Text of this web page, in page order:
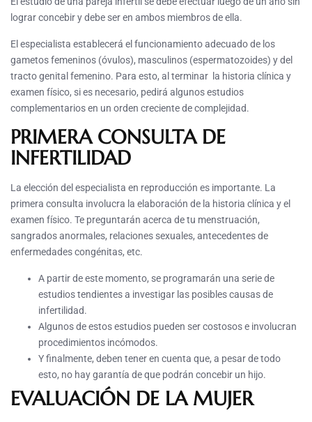
lograr concebir y debe ser en ambos miembros de ella.
El especialista establecerá el funcionamiento adecuado de los
gametos femeninos (óvulos), masculinos (espermatozoides) y del
tracto genital femenino. Para esto, al terminar la historia clínica y
examen físico, si es necesario, pedirá algunos estudios
complementarios en un orden creciente de complejidad.
PRIMERA CONSULTA DE
INFERTILIDAD
La elección del especialista en reproducción es importante. La
primera consulta involucra la elaboración de la historia clínica y el
examen físico. Te preguntarán acerca de tu menstruación,
sangrados anormales, relaciones sexuales, antecedentes de
enfermedades congénitas, etc.
A partir de este momento, se programarán una serie de
estudios tendientes a investigar las posibles causas de
infertilidad.
Algunos de estos estudios pueden ser costosos e involucran
procedimientos incómodos.
Y finalmente, deben tener en cuenta que, a pesar de todo
esto, no hay garantía de que podrán concebir un hijo.
EVALUACIÓN DE LA MUJER